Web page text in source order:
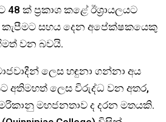
ක් ප්‍රකාශ කළේ ඊශ්‍රායලයට
සහය දෙන අපේක්ෂකයෙකු
වන බවයි.
ලෙස හඳුනා ගන්නා අය
අතිමහත් ලෙස විරුද්ධ වන අතර,
මහජනතාව ද දරන මතයකි.